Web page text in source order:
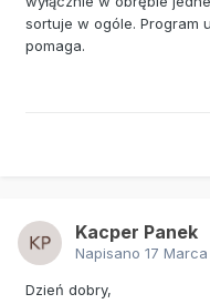
sortuje w ogóle. Program
pomaga.
Kacper Panek
Napisano 17
Dzień dobry,